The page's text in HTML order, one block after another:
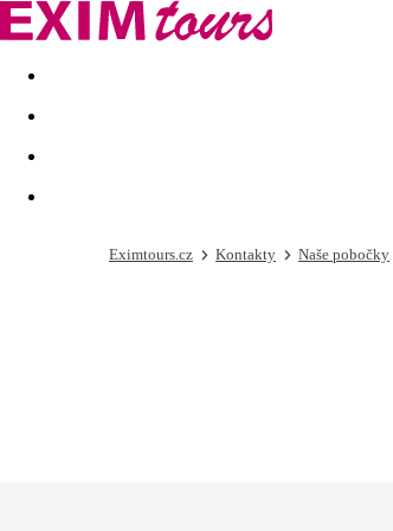
Akční nabídky Last minute
Eximtours.cz Kontakty Naše pobočky